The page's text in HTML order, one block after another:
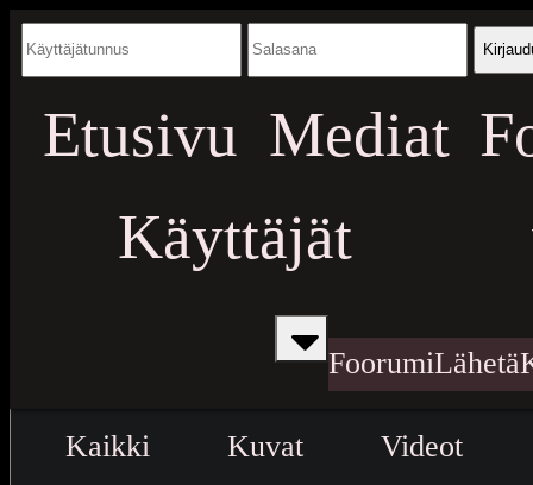
Etusivu Mediat
Käyttäjät
FoorumiLähetä
Kaikki Kuvat Videot